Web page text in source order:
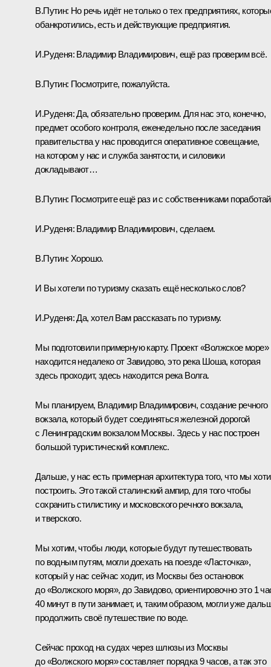
В.Путин: Но речь идёт не только о тех предприятиях,
обанкротились, есть и действующие предприятия.
И.Руденя: Владимир Владимирович, ещё раз проверим всё.
В.Путин: Посмотрите, пожалуйста.
И.Руденя:Да, обязательно проверим. Для нас это, конечно,
предмет особого контроля, еженедельно после заседания
правительства у нас проводится оперативное совещание,
на котором у нас и служба занятости, и силовики
докладывают…
В.Путин: Посмотрите ещё раз и с собственниками
И.Руденя: Владимир Владимирович, сделаем.
В.Путин: Хорошо.
И Вы хотели по туризму сказать ещё несколько слов?
И.Руденя:Да, хотел Вам рассказать по туризму.
Мы подготовили примерную карту. Проект «Волжское море»
находится недалеко от Завидово, это река Шоша, которая
здесь проходит, здесь находится река Волга.
Мы планируем, Владимир Владимирович, создание речного
вокзала, который будет соединяться железной дорогой
с Ленинградским вокзалом Москвы. Здесь у нас построен
большой туристический комплекс.
Дальше, у нас есть примерная архитектура того, что мы
построить. Это такой сталинский ампир, для того чтобы
сохранить стилистику и московского речного вокзала,
и тверского.
Мы хотим, чтобы люди, которые будут путешествовать
по водным путям, могли доехать на поезде «Ласточка»,
который у нас сейчас ходит, из Москвы без остановок
до «Волжского моря», до Завидово, ориентировочно это 1
40 минут в пути занимает, и, таким образом, могли уже
продолжить своё путешествие по воде.
Сейчас проход на судах через шлюзы из Москвы
до «Волжского моря» составляет порядка 9 часов, а так это